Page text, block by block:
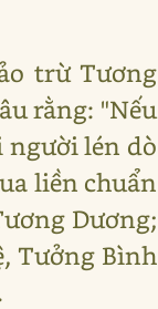
trừ Tương
rằng: "Nếu
người lén dò
liền chuẩn
Dương;
Tưởng Bình